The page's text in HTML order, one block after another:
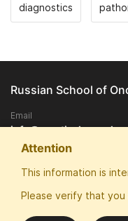
diagnostics
Attention
This information is
Please verify that you
Russian School of
Email
info@practical-
Exclusive rights to publish
the ANO "Patriotic School
Any replication and